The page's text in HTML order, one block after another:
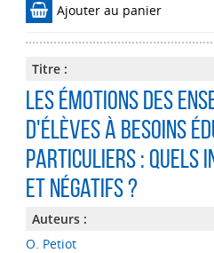
Ajouter au panier
Titre :
Les émotions des
d'élèves à besoins
particuliers : quels
et négatifs ?
Auteurs :
O. Petiot